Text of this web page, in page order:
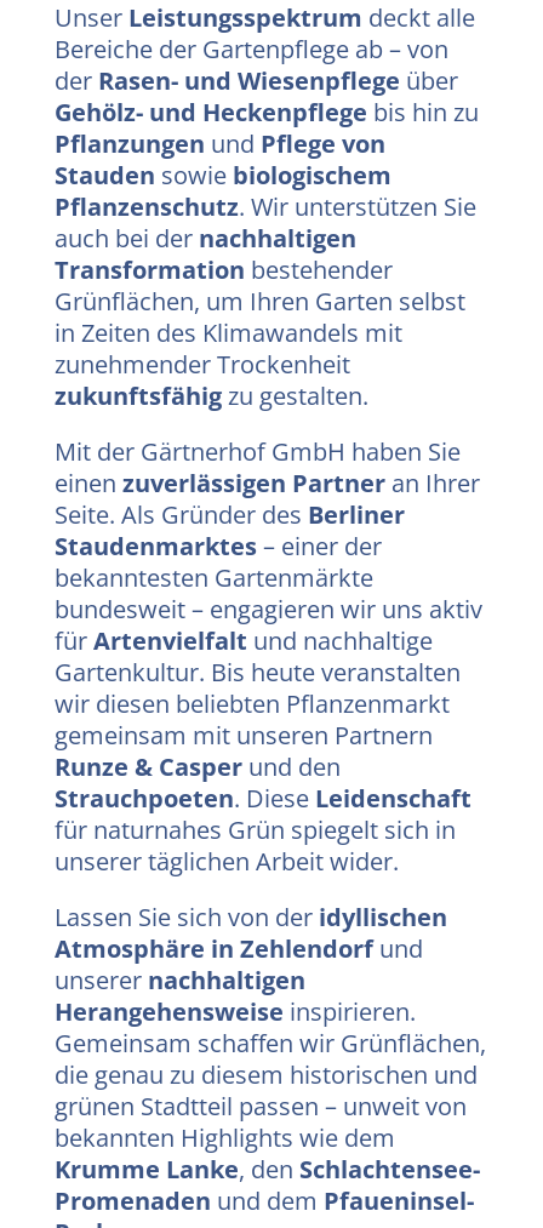
Unser Leistungsspektrum deckt alle
Bereiche der Gartenpflege ab – von
der Rasen- und Wiesenpflege über
Gehölz- und Heckenpflege bis hin zu
Pflanzungen und Pflege von
Stauden sowie biologischem
Pflanzenschutz. Wir unterstützen Sie
auch bei der nachhaltigen
Transformation bestehender
Grünflächen, um Ihren Garten selbst
in Zeiten des Klimawandels mit
zunehmender Trockenheit
zukunftsfähigzu gestalten.
Mit der Gärtnerhof GmbH haben Sie
einen zuverlässigen Partneran Ihrer
Seite. Als Gründer des Berliner
Staudenmarktes– einer der
bekanntesten Gartenmärkte
bundesweit – engagieren wir uns aktiv
fürArtenvielfalt und nachhaltige
Gartenkultur. Bis heute veranstalten
wir diesen beliebten Pflanzenmarkt
gemeinsam mit unseren Partnern
Runze & Casperund den
Strauchpoeten. Diese Leidenschaft
für naturnahes Grün spiegelt sich in
unserer täglichen Arbeit wider.
Lassen Sie sich von der idyllischen
Atmosphäre in Zehlendorfund
unserer nachhaltigen
Herangehensweise inspirieren.
Gemeinsam schaffen wir Grünflächen,
die genau zu diesem historischen und
grünen Stadtteil passen – unweit von
bekannten Highlights wie dem
Krumme Lanke, den Schlachtensee-
Promenaden und dem Pfaueninsel-